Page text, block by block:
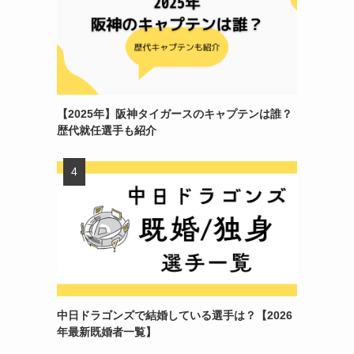
【2025年】阪神タイガースのキャプテンは誰？
歴代就任選手も紹介
中日ドラゴンズで結婚している選手は？【2026
年最新既婚者一覧】